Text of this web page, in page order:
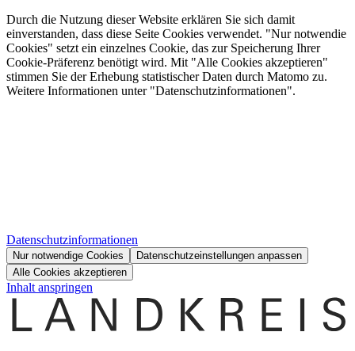
Durch die Nutzung dieser Website erklären Sie sich damit
einverstanden, dass diese Seite Cookies verwendet. "Nur notwendie
Cookies" setzt ein einzelnes Cookie, das zur Speicherung Ihrer
Cookie-Präferenz benötigt wird. Mit "Alle Cookies akzeptieren"
stimmen Sie der Erhebung statistischer Daten durch Matomo zu.
Weitere Informationen unter "Datenschutzinformationen".
Datenschutzinformationen
Nur notwendige Cookies
Datenschutzeinstellungen anpassen
Alle Cookies akzeptieren
Inhalt anspringen